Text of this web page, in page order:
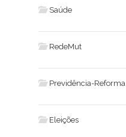
Saúde
RedeMut
Previdência-Reforma
Eleições